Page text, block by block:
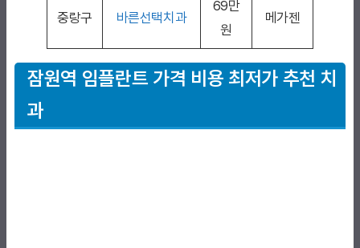
중랑구 바른선택치과
69만
원
메가젠
잠원역 임플란트 가격 비용 최저가 추천 치
과